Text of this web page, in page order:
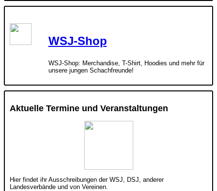
WSJ-Shop
WSJ-Shop: Merchandise, T-Shirt, Hoodies und mehr für
unsere jungen Schachfreunde!
Aktuelle Termine und Veranstaltungen
Hier findet ihr Ausschreibungen der WSJ, DSJ, anderer
Landesverbände und von Vereinen.